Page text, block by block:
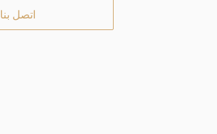
اتصل بنا